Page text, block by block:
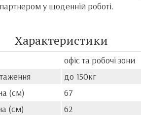
у щоденній роботі.
Характеристики
офіс та робочі зони
до 150кг
(см)
67
(см)
62